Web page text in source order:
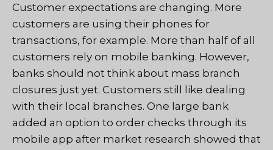
Customer expectations are changing. More
customers are using their phones for
transactions, for example. More than half of all
customers rely on mobile banking. However,
banks should not think about mass branch
closures just yet. Customers still like dealing
with their local branches. One large bank
added an option to order checks through its
mobile app after market research showed that